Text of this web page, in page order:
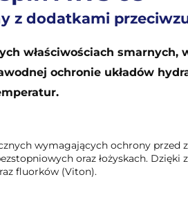
z dodatkami
właściwościach smarnych,
ochronie układów
wymagających ochrony
oraz łożyskach.
fluorków (Viton).